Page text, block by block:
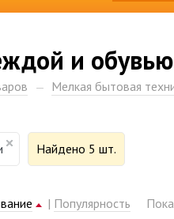
и обувью
Мелкая бытовая
Найдено 5 шт.
| Популярность